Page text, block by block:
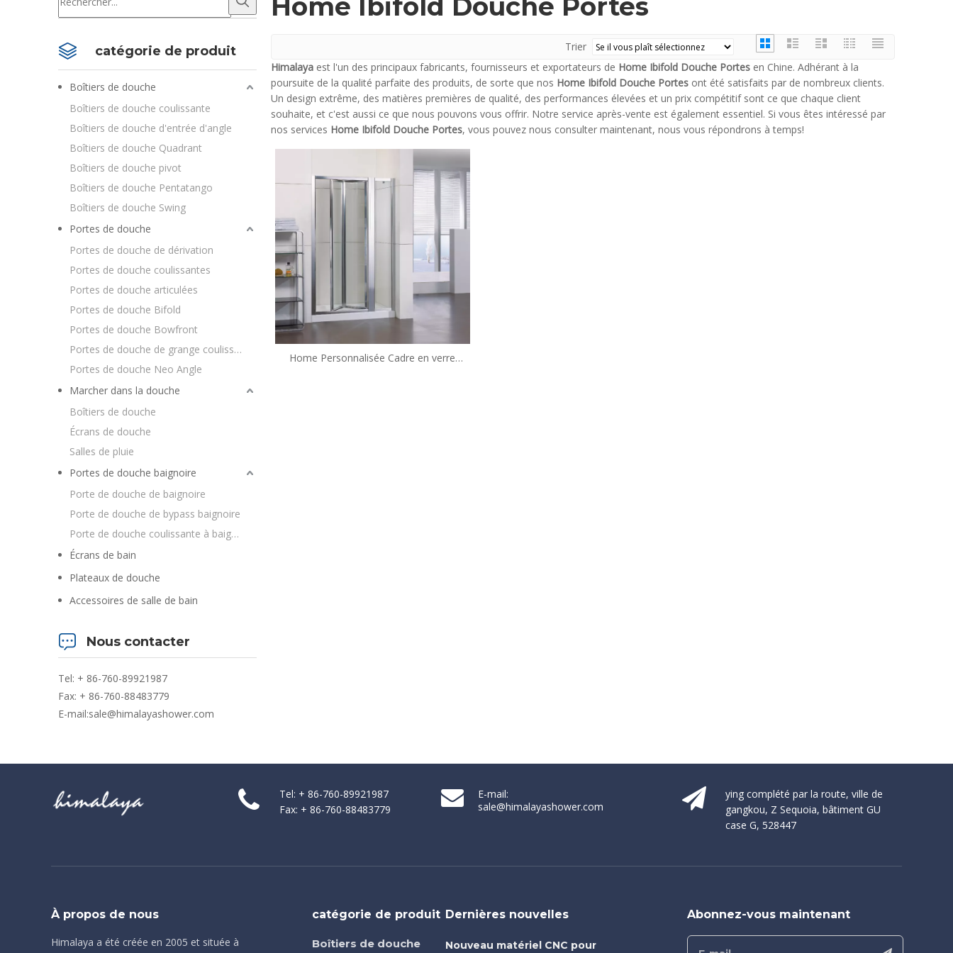
catégorie de produit
Boîtiers de douche
Boîtiers de douche coulissante
Boîtiers de douche d'entrée d'angle
Boîtiers de douche Quadrant
Boîtiers de douche pivot
Boîtiers de douche Pentatango
Boîtiers de douche Swing
Portes de douche
Portes de douche de dérivation
Portes de douche coulissantes
Portes de douche articulées
Portes de douche Bifold
Portes de douche Bowfront
Portes de douche de grange coulissantes
Portes de douche Neo Angle
Marcher dans la douche
Boîtiers de douche
Écrans de douche
Salles de pluie
Portes de douche baignoire
Porte de douche de baignoire
Porte de douche de bypass baignoire
Porte de douche coulissante à baignoire
Écrans de bain
Plateaux de douche
Accessoires de salle de bain
Nous contacter
Tel: + 86-760-89921987
Fax: + 86-760-88483779
E-mail:sale@himalayashower.com
Home Ibifold Douche Portes
Trier
Himalaya est l'un des principaux fabricants, fournisseurs et exportateurs de Home Ibifold Douche Portes en Chine. Adhérant à la
poursuite de la qualité parfaite des produits, de sorte que nos Home Ibifold Douche Portes ont été satisfaits par de nombreux clients.
Un design extrême, des matières premières de qualité, des performances élevées et un prix compétitif sont ce que chaque client
souhaite, et c'est aussi ce que nous pouvons vous offrir. Notre service après-vente est également essentiel. Si vous êtes intéressé par
nos services Home Ibifold Douche Portes, vous pouvez nous consulter maintenant, nous vous répondrons à temps!
Home Personnalisée Cadre en verre
Tel: + 86-760-89921987
Fax: + 86-760-88483779
E-mail:
sale@himalayashower.com
ying complété par la route, ville de
gangkou, Z Sequoia, bâtiment GU
case G, 528447
À propos de nous
Himalaya a été créée en 2005 et située à
catégorie de produit
Boîtiers de douche
Dernières nouvelles
Nouveau matériel CNC pour
Abonnez-vous maintenant